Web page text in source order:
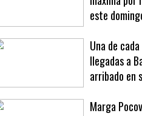
máxima por
este
llegadas a